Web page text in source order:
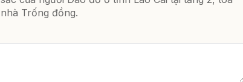
nhà Trống đồng.